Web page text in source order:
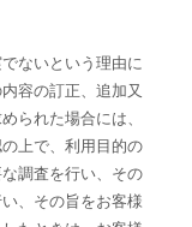
ないという理由に
容の訂正、追加又
られた場合には、
上で、利用目的の
調査を行い、その
、その旨をお客様